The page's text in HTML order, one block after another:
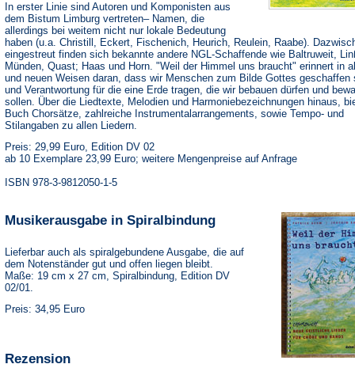
In erster Linie sind Autoren und Komponisten aus
dem Bistum Limburg vertreten– Namen, die
allerdings bei weitem nicht nur lokale Bedeutung
haben (u.a. Christill, Eckert, Fischenich, Heurich, Reulein, Raabe).
eingestreut finden sich bekannte andere NGL-Schaffende wie Baltruweit,
Münden, Quast; Haas und Horn. "Weil der Himmel uns braucht" erinnert in
und neuen Weisen daran, dass wir Menschen zum Bilde Gottes geschaffen
und Verantwortung für die eine Erde tragen, die wir bebauen dürfen und
sollen. Über die Liedtexte, Melodien und Harmoniebezeichnungen hinaus,
Buch Chorsätze, zahlreiche Instrumentalarrangements, sowie Tempo- und
Stilangaben zu allen Liedern.
Preis: 29,99 Euro, Edition DV 02
ab 10 Exemplare 23,99 Euro; weitere Mengenpreise auf Anfrage
ISBN 978-3-9812050-1-5
Musikerausgabe in Spiralbindung
Lieferbar auch als spiralgebundene Ausgabe, die auf
dem Notenständer gut und offen liegen bleibt.
Maße: 19 cm x 27 cm, Spiralbindung, Edition DV
02/01.
Preis: 34,95 Euro
Rezension